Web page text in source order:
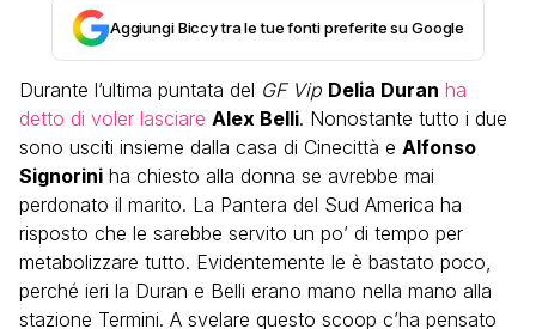
Aggiungi Biccy tra le tue fonti preferite su Google
Durante l’ultima puntata del GF Vip Delia Duran ha
detto di voler lasciare Alex Belli. Nonostante tutto i due
sono usciti insieme dalla casa di Cinecittà e Alfonso
Signorini ha chiesto alla donna se avrebbe mai
perdonato il marito. La Pantera del Sud America ha
risposto che le sarebbe servito un po’ di tempo per
metabolizzare tutto. Evidentemente le è bastato poco,
perché ieri la Duran e Belli erano mano nella mano alla
stazione Termini. A svelare questo scoop c’ha pensato